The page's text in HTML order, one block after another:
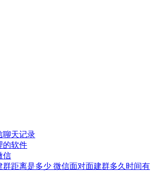
聊天记录
的软件
信
群距离是多少 微信面对面建群多久时间有